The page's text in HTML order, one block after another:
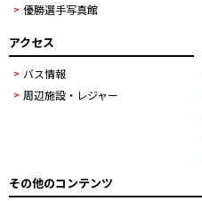
優勝選手写真館
アクセス
バス情報
周辺施設・レジャー
その他のコンテンツ